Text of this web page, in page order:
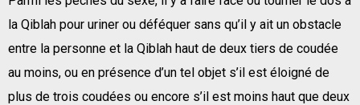
la Qiblah pour uriner ou déféquer sans qu’il y ait un obstacle
entre la personne et la Qiblah haut de deux tiers de coudée
au moins, ou en présence d’un tel objet s’il est éloigné de
plus de trois coudées ou encore s’il est moins haut que deux